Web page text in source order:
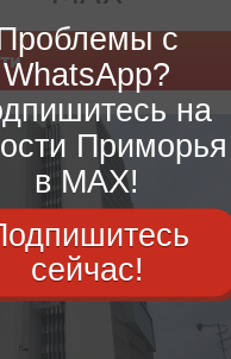
с
WhatsApp?
на
Приморья
в MAX!
сейчас!